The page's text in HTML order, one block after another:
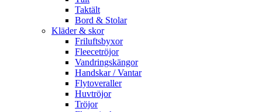
Taktält
Bord & Stolar
Kläder & skor
Friluftsbyxor
Fleecetröjor
Vandringskängor
Handskar / Vantar
Flytoveraller
Huvtröjor
Tröjor